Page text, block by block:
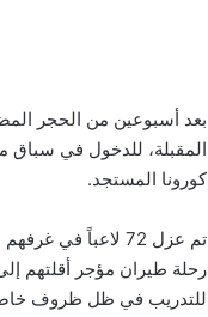
بعد أسبوعين من الحجر
المقبلة، للدخول في سباق
كورونا المستجد.
رحلة طيران مؤجر أقلتهم
للتدريب في ظل ظروف